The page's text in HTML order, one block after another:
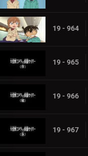
19 - 964
19 - 965
19 - 966
19 - 967